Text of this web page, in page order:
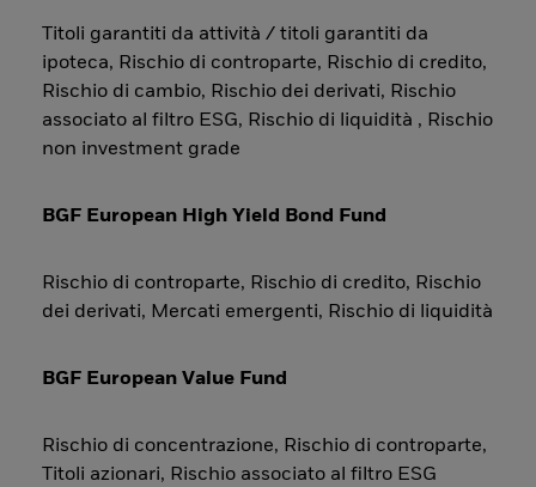
Titoli garantiti da attività / titoli garantiti da
ipoteca, Rischio di controparte, Rischio di credito,
Rischio di cambio, Rischio dei derivati, Rischio
associato al filtro ESG, Rischio di liquidità , Rischio
non investment grade
BGF European High Yield Bond Fund
Rischio di controparte, Rischio di credito, Rischio
dei derivati, Mercati emergenti, Rischio di liquidità
BGF European Value Fund
Rischio di concentrazione, Rischio di controparte,
Titoli azionari, Rischio associato al filtro ESG